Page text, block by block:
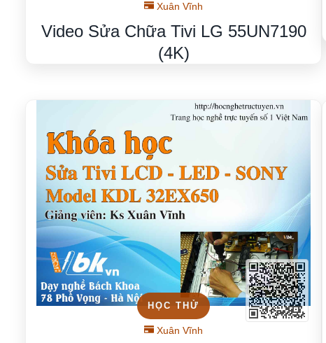
Xuân Vĩnh
Video Sửa Chữa Tivi LG 55UN7190
(4K)
HỌC THỬ
Xuân Vĩnh